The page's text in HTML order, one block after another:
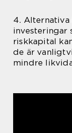
4. Alternativa
investeringar
riskkapital
de är
mindre